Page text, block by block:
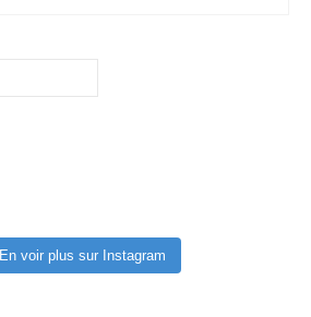
En voir plus sur Instagram